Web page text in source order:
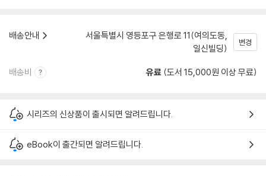
배송안내
서울특별시 영등포구 은행로 11(여의도동,
일신빌딩)
변경
배송비 유료 (도서 15,000원 이상 무료)
시리즈의 신상품이 출시되면 알려드립니다.
eBook이 출간되면 알려드립니다.